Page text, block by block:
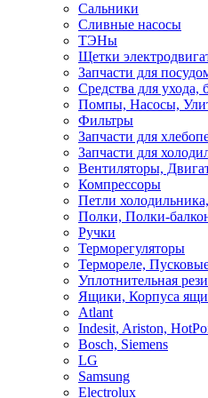
Сальники
Сливные насосы
ТЭНы
Щетки
Запчасти для
Средства для ухода,
Помпы, Насосы,
Фильтры
Запчасти для
Запчасти для
Вентиляторы,
Компрессоры
Петли
Полки, Полки-
Ручки
Терморегуляторы
Термореле,
Уплотнительная
Ящики, Корпуса
Atlant
Indesit, Ariston,
Bosch, Siemens
LG
Samsung
Electrolux